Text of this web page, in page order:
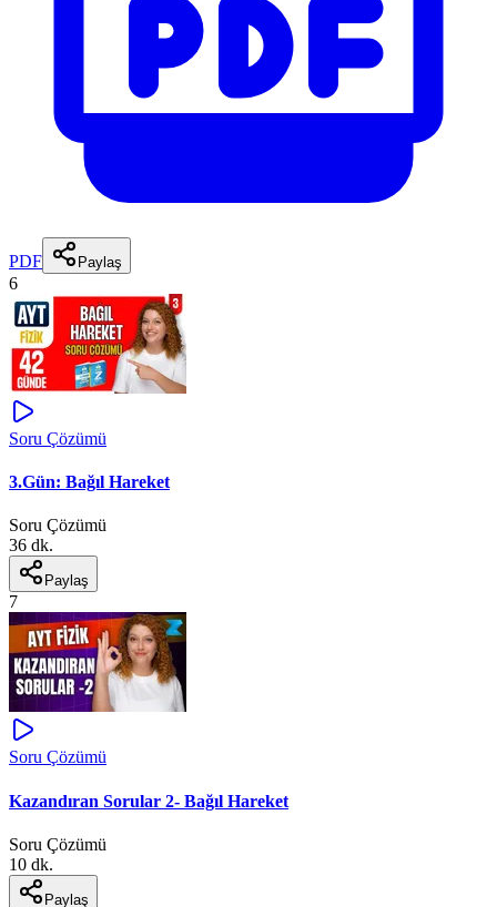
PDF Paylaş
6
Soru Çözümü
3.Gün: Bağıl Hareket
Soru Çözümü
36 dk.
Paylaş
7
Soru Çözümü
Kazandıran Sorular 2- Bağıl Hareket
Soru Çözümü
10 dk.
Paylaş